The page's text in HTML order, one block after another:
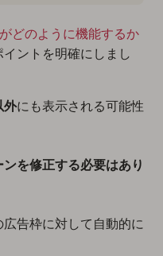
どのように機能するか
ントを明確にしまし
外にも表示される可能性
を修正する必要はあり
告枠に対して自動的に